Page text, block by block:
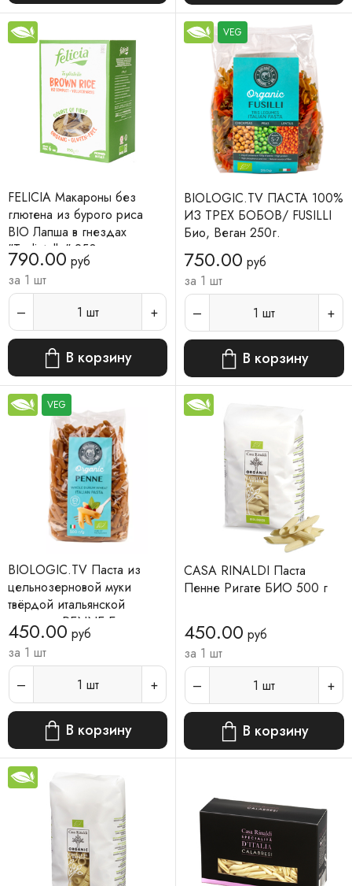
FELICIA Макароны без
глютена из бурого риса
BIO Лапша в гнездах
"Tagliatelle" 250 г
790.00 руб
за 1 шт
1 шт
В корзину
VEG
BIOLOGIC.TV ПАСТА 100%
ИЗ ТРЕХ БОБОВ/ FUSILLI
Био, Веган 250г.
750.00 руб
за 1 шт
1 шт
В корзину
VEG
BIOLOGIC.TV Паста из
цельнозерновой муки
твёрдой итальянской
пшеницы PENNE Био,
Веган 500г.
450.00 руб
за 1 шт
1 шт
В корзину
CASA RINALDI Паста
Пенне Ригате БИО 500 г
450.00 руб
за 1 шт
1 шт
В корзину